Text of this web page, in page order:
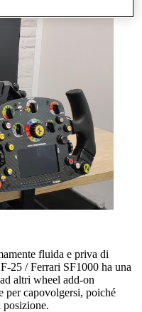
fluida e priva di
25 / Ferrari SF1000 ha una
altri wheel add-on
per capovolgersi, poiché
posizione.